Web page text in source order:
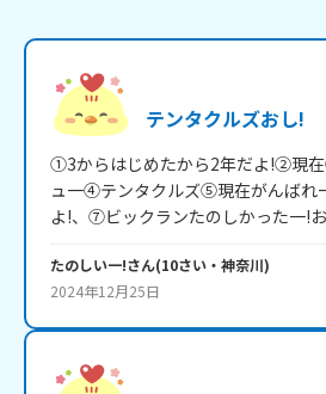
テンタクルズおし!
①3からはじめたから2年だよ!②現
ュ一④テンタクルズ⑤現在がんば
よ!、⑦ビックランたのしかった一!お
たのしい一!さん(10さい・ 神奈川)
2024年12月25日